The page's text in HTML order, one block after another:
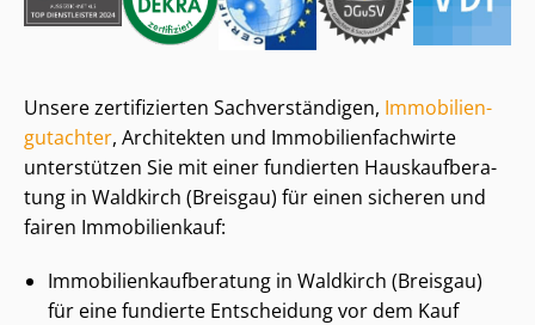
Unsere zertifizierten Sach­ver­stän­di­gen, Im­mo­bi­li­en­
gut­ach­ter, Architekten und Im­mo­bi­li­en­fach­wir­te
unterstützen Sie mit einer fundierten Haus­kauf­be­ra­
tung in Waldkirch (Breisgau) für einen sicheren und
fairen Immobilienkauf:
Im­mo­bi­li­en­kauf­be­ra­tung in Waldkirch (Breisgau)
für eine fundierte Entscheidung vor dem Kauf